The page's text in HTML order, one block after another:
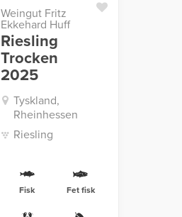
Weingut Fritz
Ekkehard Huff
Riesling
Trocken
2025
Tyskland,
Rheinhessen
Riesling
Fisk Fet fisk